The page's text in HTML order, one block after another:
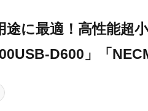
途に最適！高性能超
D600」「